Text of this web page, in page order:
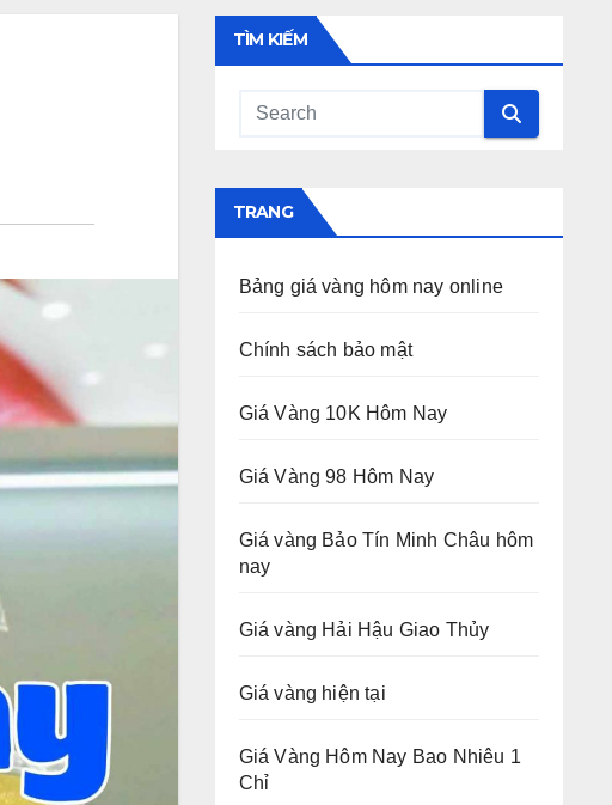
TÌM KIẾM
TRANG
Bảng giá vàng hôm nay online
Chính sách bảo mật
Giá Vàng 10K Hôm Nay
Giá Vàng 98 Hôm Nay
Giá vàng Bảo Tín Minh Châu hôm
nay
Giá vàng Hải Hậu Giao Thủy
Giá vàng hiện tại
Giá Vàng Hôm Nay Bao Nhiêu 1
Chỉ